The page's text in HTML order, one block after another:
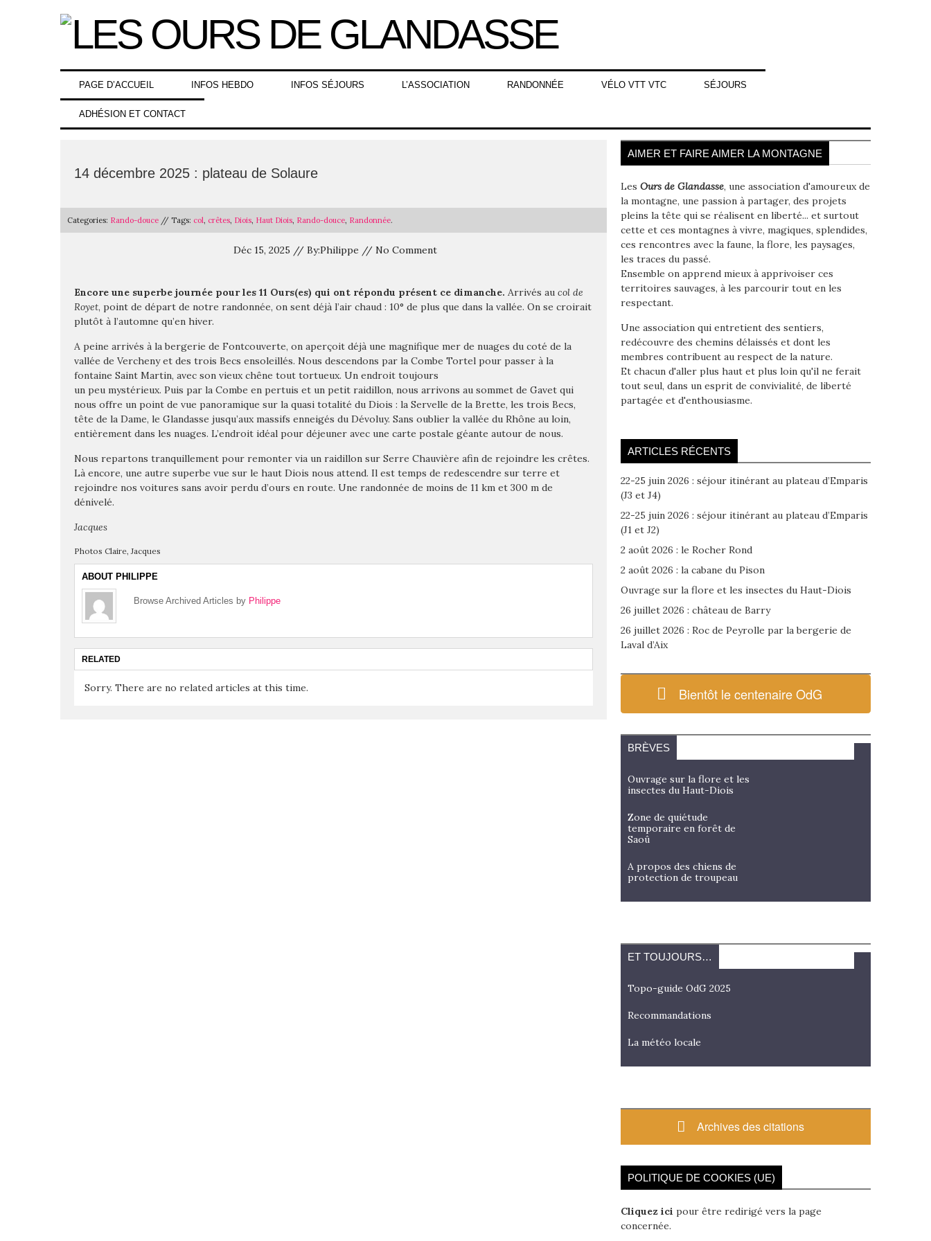
PAGE D’ACCUEIL INFOS HEBDO INFOS SÉJOURS L’ASSOCIATION RANDONNÉE VÉLO VTT VTC SÉJOURS
ADHÉSION ET CONTACT
14 décembre 2025 : plateau de Solaure
Categories: Rando-douce // Tags: col, crêtes, Diois, Haut Diois, Rando-douce, Randonnée.
Déc 15, 2025 // By:Philippe // No Comment
Encore une superbe journée pour les 11 Ours(es) qui ont répondu présent ce dimanche. Arrivés au col de
Royet, point de départ de notre randonnée, on sent déjà l’air chaud : 10° de plus que dans la vallée. On se croirait
plutôt à l’automne qu’en hiver.
A peine arrivés à la bergerie de Fontcouverte, on aperçoit déjà une magnifique mer de nuages du coté de la
vallée de Vercheny et des trois Becs ensoleillés. Nous descendons par la Combe Tortel pour passer à la
fontaine Saint Martin, avec son vieux chêne tout tortueux. Un endroit toujours
un peu mystérieux. Puis par la Combe en pertuis et un petit raidillon, nous arrivons au sommet de Gavet qui
nous offre un point de vue panoramique sur la quasi totalité du Diois : la Servelle de la Brette, les trois Becs,
tête de la Dame, le Glandasse jusqu’aux massifs enneigés du Dévoluy. Sans oublier la vallée du Rhône au loin,
entièrement dans les nuages. L’endroit idéal pour déjeuner avec une carte postale géante autour de nous.
Nous repartons tranquillement pour remonter via un raidillon sur Serre Chauvière afin de rejoindre les crêtes.
Là encore, une autre superbe vue sur le haut Diois nous attend. Il est temps de redescendre sur terre et
rejoindre nos voitures sans avoir perdu d’ours en route. Une randonnée de moins de 11 km et 300 m de
dénivelé.
Jacques
Photos Claire, Jacques
ABOUT PHILIPPE
Browse Archived Articles by Philippe
RELATED
Sorry. There are no related articles at this time.
AIMER ET FAIRE AIMER LA MONTAGNE
LesOurs de Glandasse, une association d'amoureux de
la montagne, une passion à partager, des projets
pleins la tête qui se réalisent en liberté... et surtout
cette et ces montagnes à vivre, magiques, splendides,
ces rencontres avec la faune, la flore, les paysages,
les traces du passé.
Ensemble on apprend mieux à apprivoiser ces
territoires sauvages, à les parcourir tout en les
respectant.
Une association qui entretient des sentiers,
redécouvre des chemins délaissés et dont les
membres contribuent au respect de la nature.
Et chacun d'aller plus haut et plus loin qu'il ne ferait
tout seul, dans un esprit de convivialité, de liberté
partagée et d'enthousiasme.
ARTICLES RÉCENTS
22-25 juin 2026 : séjour itinérant au plateau d’Emparis
(J3 et J4)
22-25 juin 2026 : séjour itinérant au plateau d’Emparis
(J1 et J2)
2 août 2026 : le Rocher Rond
2 août 2026 : la cabane du Pison
Ouvrage sur la flore et les insectes du Haut-Diois
26 juillet 2026 : château de Barry
26 juillet 2026 : Roc de Peyrolle par la bergerie de
Laval d’Aix
Bientôt le centenaire OdG
BRÈVES
Ouvrage sur la flore et les
insectes du Haut-Diois
Zone de quiétude
temporaire en forêt de
Saoû
A propos des chiens de
protection de troupeau
ET TOUJOURS…
Topo-guide OdG 2025
Recommandations
La météo locale
Archives des citations
POLITIQUE DE COOKIES (UE)
Cliquez ici pour être redirigé vers la page
concernée.